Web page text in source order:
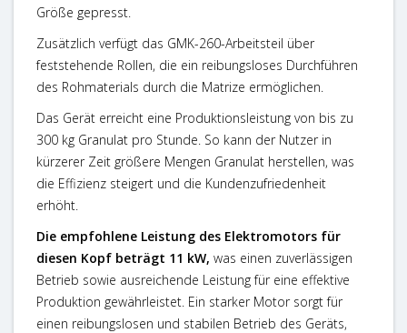
Größe gepresst.
Zusätzlich verfügt das GMK-260-Arbeitsteil über
feststehende Rollen, die ein reibungsloses Durchführen
des Rohmaterials durch die Matrize ermöglichen.
Das Gerät erreicht eine Produktionsleistung von bis zu
300 kg Granulat pro Stunde. So kann der Nutzer in
kürzerer Zeit größere Mengen Granulat herstellen, was
die Effizienz steigert und die Kundenzufriedenheit
erhöht.
Die empfohlene Leistung des Elektromotors für
diesen Kopf beträgt 11 kW, was einen zuverlässigen
Betrieb sowie ausreichende Leistung für eine effektive
Produktion gewährleistet. Ein starker Motor sorgt für
einen reibungslosen und stabilen Betrieb des Geräts,